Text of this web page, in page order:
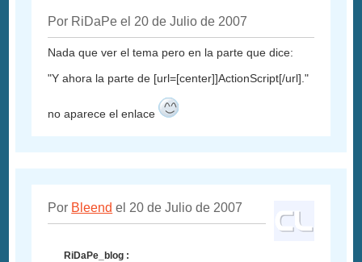
Por RiDaPe el 20 de Julio de 2007
Nada que ver el tema pero en la parte que dice:
"Y ahora la parte de [url=[center]]ActionScript[/url]."
no aparece el enlace
Por Bleend el 20 de Julio de 2007
RiDaPe_blog :